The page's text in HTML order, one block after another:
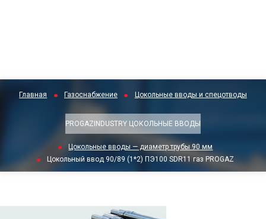
Главная Газоснабжение Цокольные вводы и спецотводы
PROGAZINDUSTRY ЦОКОЛЬНЫЕ ВВОДЫ
Цокольные вводы — диаметр трубы 90 мм
Цокольный ввод 90/89 (1*2) ПЭ100 SDR11 газ PROGAZ